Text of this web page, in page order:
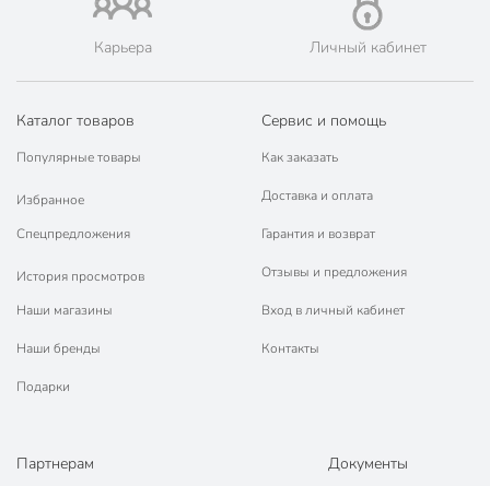
Карьера Личный кабинет
Каталог товаров
Популярные товары
Избранное
Спецпредложения
История просмотров
Наши магазины
Наши бренды
Подарки
Сервис и помощь
Как заказать
Доставка и оплата
Гарантия и возврат
Отзывы и предложения
Вход в личный кабинет
Контакты
Партнерам Документы